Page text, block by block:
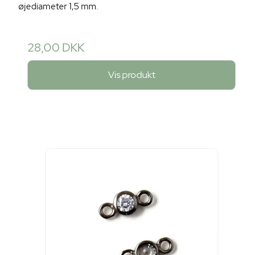
øjediameter 1,5 mm.
28,00 DKK
Vis produkt